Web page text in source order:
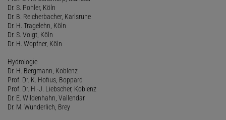
Dr. S. Pohler, Köln
Dr. B. Reicherbacher, Karlsruhe
Dr. H. Tragelehn, Köln
Dr. S. Voigt, Köln
Dr. H. Wopfner, Köln
Hydrologie
Dr. H. Bergmann, Koblenz
Prof. Dr. K. Hofius, Boppard
Prof. Dr. H.-J. Liebscher, Koblenz
Dr. E. Wildenhahn, Vallendar
Dr. M. Wunderlich, Brey